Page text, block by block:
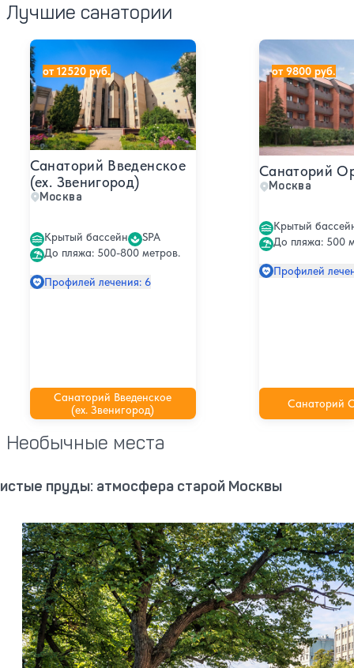
Лучшие санатории
Санаторий Введенское
(ex. Звенигород)
Москва
Крытый бассейн
SPA
До пляжа: 500-800 метров.
Профилей лечения: 6
Санаторий Введенское
(ex. Звенигород)
Санаторий Введенское (ex. Звенигород)
от 12520 руб.
Санаторий
Москва
Крытый
До пляжа: 500
Профилей
Санаторий
Санаторий
от 9800 руб.
Необычные места
пруды: атмосфера старой Москвы